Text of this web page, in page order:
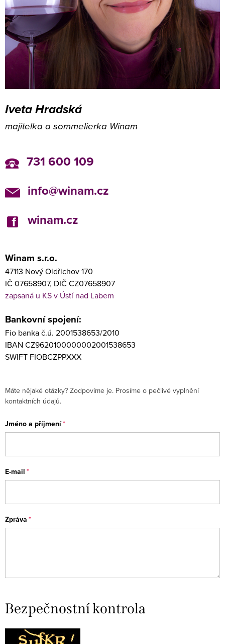
Iveta Hradská
majitelka a sommelierka Winam
731 600 109
info@winam.cz
winam.cz
Winam s.r.o.
47113 Nový Oldřichov 170
IČ 07658907, DIČ CZ07658907
zapsaná u KS v Ústí nad Labem
Bankovní spojení:
Fio banka č.ú. 2001538653/2010
IBAN CZ9620100000002001538653
SWIFT FIOBCZPPXXX
Máte nějaké otázky? Zodpovíme je. Prosíme o pečlivé vyplnění
kontaktních údajů.
Jméno a příjmení
E-mail
Zpráva
Bezpečnostní kontrola